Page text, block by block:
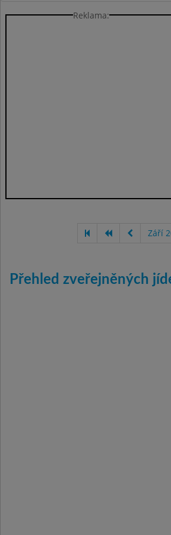
Reklama:
Září
Přehled zveřejněných